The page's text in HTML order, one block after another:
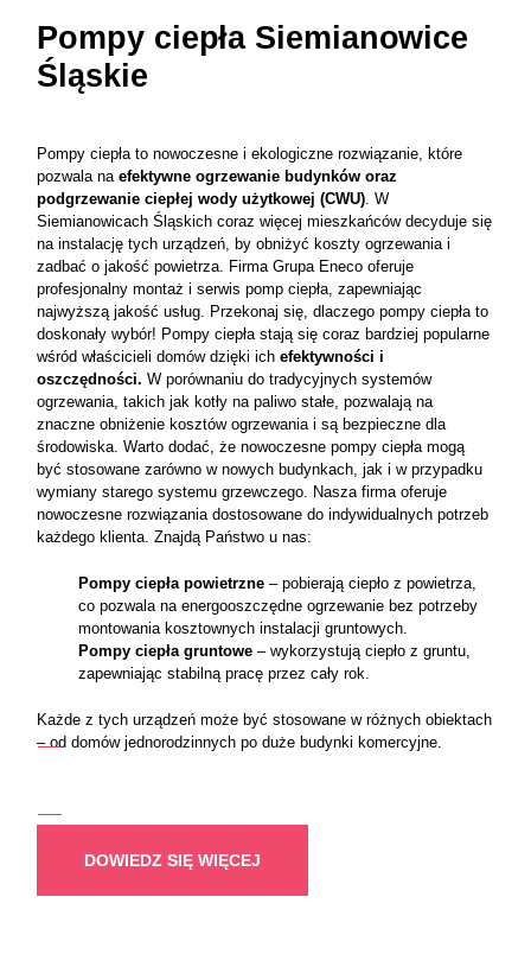
Pompy ciepła Siemianowice
Śląskie
Pompy ciepła to nowoczesne i ekologiczne rozwiązanie, które
pozwala naefektywne ogrzewanie budynków oraz
podgrzewanie ciepłej wody użytkowej (CWU) . W
Siemianowicach Śląskich coraz więcej mieszkańców decyduje się
na instalację tych urządzeń, by obniżyć koszty ogrzewania i
zadbać o jakość powietrza. Firma Grupa Eneco oferuje
profesjonalny montaż i serwis pomp ciepła, zapewniając
najwyższą jakość usług. Przekonaj się, dlaczego pompy ciepła to
doskonały wybór! Pompy ciepła stają się coraz bardziej popularne
wśród właścicieli domów dzięki ich efektywności i
oszczędności.W porównaniu do tradycyjnych systemów
ogrzewania, takich jak kotły na paliwo stałe, pozwalają na
znaczne obniżenie kosztów ogrzewania i są bezpieczne dla
środowiska. Warto dodać, że nowoczesne pompy ciepła mogą
być stosowane zarówno w nowych budynkach, jak i w przypadku
wymiany starego systemu grzewczego. Nasza firma oferuje
nowoczesne rozwiązania dostosowane do indywidualnych potrzeb
każdego klienta. Znajdą Państwo u nas:
Pompy ciepła powietrzne – pobierają ciepło z powietrza,
co pozwala na energooszczędne ogrzewanie bez potrzeby
montowania kosztownych instalacji gruntowych.
Pompy ciepła gruntowe – wykorzystują ciepło z gruntu,
zapewniając stabilną pracę przez cały rok.
Każde z tych urządzeń może być stosowane w różnych obiektach
– od domów jednorodzinnych po duże budynki komercyjne.
DOWIEDZ SIĘ WIĘCEJ